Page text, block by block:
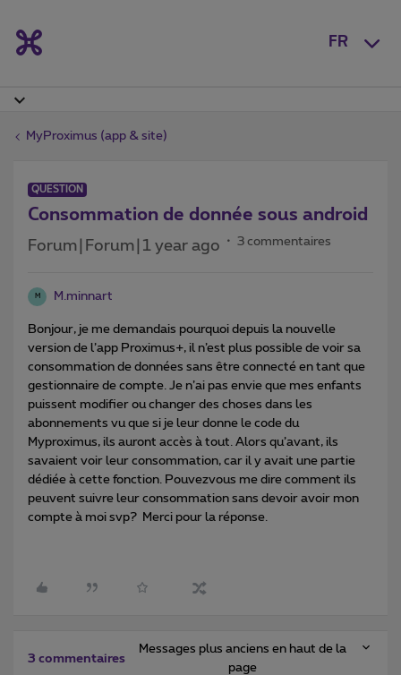
FR
MyProximus (app & site)
QUESTION
Consommation de donnée sous android
Forum|Forum|1 year ago 3 commentaires
M M.minnart
Bonjour, je me demandais pourquoi depuis la nouvelle
version de l’app Proximus+, il n’est plus possible de voir sa
consommation de données sans être connecté en tant que
gestionnaire de compte. Je n’ai pas envie que mes enfants
puissent modifier ou changer des choses dans les
abonnements vu que si je leur donne le code du
Myproximus, ils auront accès à tout. Alors qu’avant, ils
savaient voir leur consommation, car il y avait une partie
dédiée à cette fonction. Pouvezvous me dire comment ils
peuvent suivre leur consommation sans devoir avoir mon
compte à moi svp? Merci pour la réponse.
3 commentaires
Messages plus anciens en haut de la
page